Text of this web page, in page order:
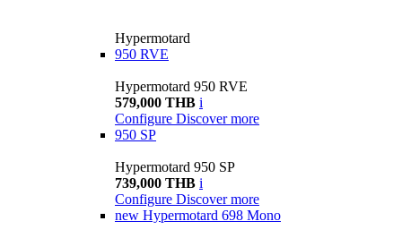
Hypermotard
950 RVE
Hypermotard 950 RVE
579,000 THB i
Configure Discover more
950 SP
Hypermotard 950 SP
739,000 THB i
Configure Discover more
new Hypermotard 698 Mono